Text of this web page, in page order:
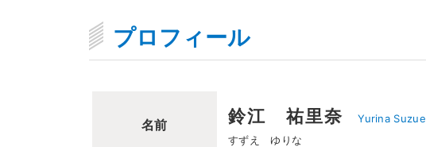
プロフィール
名前 鈴江 祐里奈
Yurina Suzue
すずえ ゆりな